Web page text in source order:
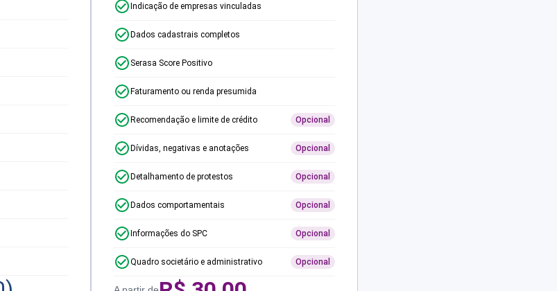
Indicação de empresas vinculadas
Dados cadastrais completos
Serasa Score Positivo
Faturamento ou renda presumida
Recomendação e limite de crédito Opcional
Dívidas, negativas e anotações Opcional
Detalhamento de protestos Opcional
Dados comportamentais Opcional
Informações do SPC Opcional
Quadro societário e administrativo Opcional